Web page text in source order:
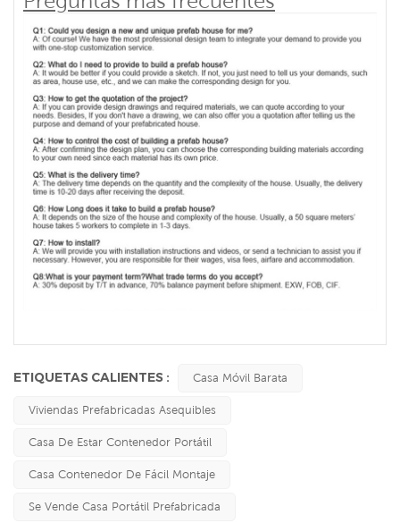
ETIQUETAS CALIENTES : Casa Móvil Barata
Viviendas Prefabricadas Asequibles
Casa De Estar Contenedor Portátil
Casa Contenedor De Fácil Montaje
Se Vende Casa Portátil Prefabricada